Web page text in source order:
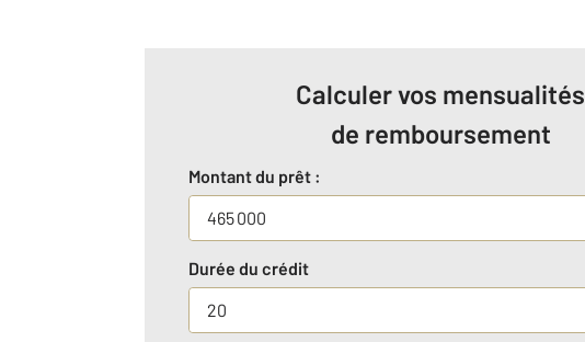
Calculer vos mensualités
de remboursement
Montant du prêt :
Durée du crédit